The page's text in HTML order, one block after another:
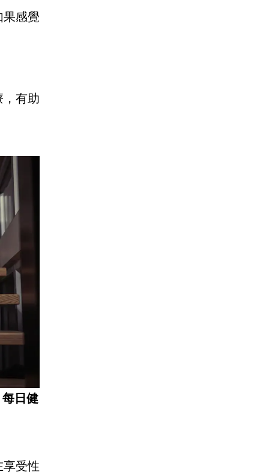
果感覺
，有助
日健
享受性